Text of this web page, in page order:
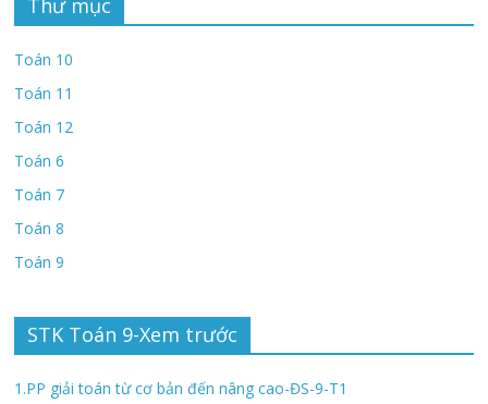
Thư mục
Toán 10
Toán 11
Toán 12
Toán 6
Toán 7
Toán 8
Toán 9
STK Toán 9-Xem trước
1.PP giải toán từ cơ bản đến nâng cao-ĐS-9-T1